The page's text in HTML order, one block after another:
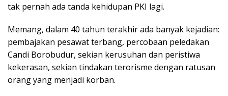
tak pernah ada tanda kehidupan PKI lagi.
Memang, dalam 40 tahun terakhir ada banyak kejadian:
pembajakan pesawat terbang, percobaan peledakan
Candi Borobudur, sekian kerusuhan dan peristiwa
kekerasan, sekian tindakan terorisme dengan ratusan
orang yang menjadi korban.